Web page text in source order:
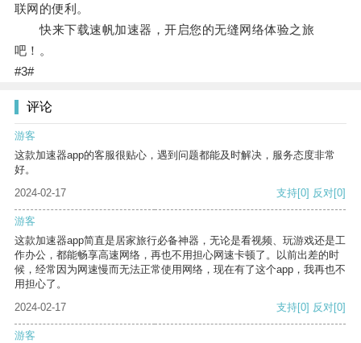
联网的便利。
快来下载速帆加速器，开启您的无缝网络体验之旅
吧！。
#3#
评论
游客
这款加速器app的客服很贴心，遇到问题都能及时解决，服务态度非常
好。
2024-02-17
支持[0] 反对[0]
游客
这款加速器app简直是居家旅行必备神器，无论是看视频、玩游戏还是工
作办公，都能畅享高速网络，再也不用担心网速卡顿了。以前出差的时
候，经常因为网速慢而无法正常使用网络，现在有了这个app，我再也不
用担心了。
2024-02-17
支持[0] 反对[0]
游客